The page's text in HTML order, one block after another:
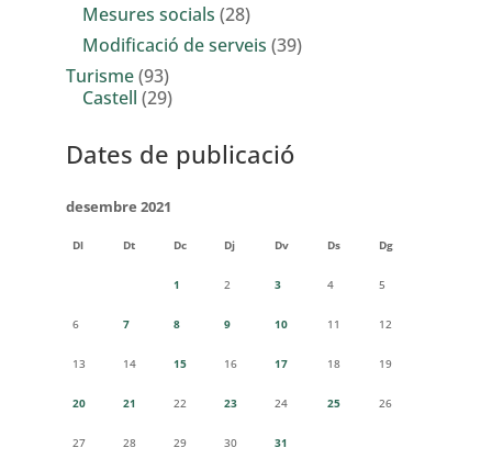
Mesures socials (28)
Modificació de serveis (39)
Turisme(93)
Castell (29)
Dates de publicació
desembre 2021
Dl Dt Dc Dj Dv Ds Dg
1 2 3 4 5
6 7 8 9 10 11 12
13 14 15 16 17 18 19
20 21 22 23 24 25 26
27 28 29 30 31